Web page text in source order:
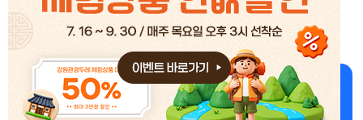
강원더몰 상품 좋아~ 너무 좋아~
강원더몰 추천상품 추천드립니다!